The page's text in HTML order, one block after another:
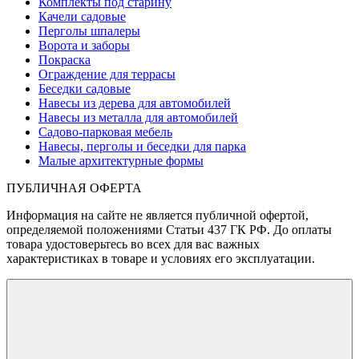
Качели садовые
Перголы шпалеры
Ворота и заборы
Покраска
Ограждение для террасы
Беседки садовые
Навесы из дерева для автомобилей
Навесы из металла для автомобилей
Садово-парковая мебель
Навесы, перголы и беседки для парка
Малые архитектурные формы
ПУБЛИЧНАЯ ОФЕРТА
Информация на сайте не является публичной офертой,
определяемой положениями Статьи 437 ГК РФ. До оплаты
товара удостоверьтесь во всех для вас важных
характеристиках в товаре и условиях его эксплуатации.